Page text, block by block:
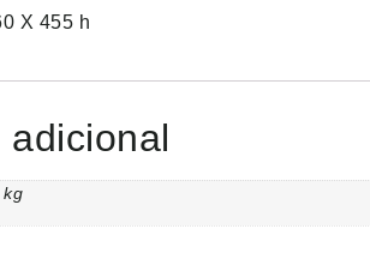
X 455 h
adicional
kg